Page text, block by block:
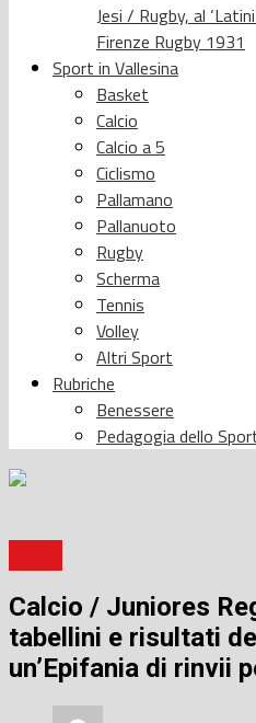
Jesi / Rugby, al
Firenze Rugby 1931
Sport in Vallesina
Basket
Calcio
Calcio a 5
Ciclismo
Pallamano
Pallanuoto
Rugby
Scherma
Tennis
Volley
Altri Sport
Rubriche
Benessere
Pedagogia dello
Calcio / Juniores
tabellini e risultati
un’Epifania di rinvii